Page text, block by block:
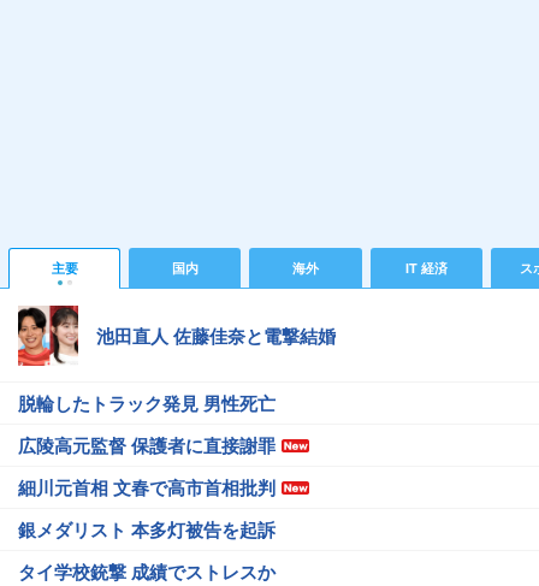
主要 国内 海外 IT 経済 ス
池田直人 佐藤佳奈と電撃結婚
脱輪したトラック発見 男性死亡
広陵高元監督 保護者に直接謝罪
細川元首相 文春で高市首相批判
銀メダリスト 本多灯被告を起訴
タイ学校銃撃 成績でストレスか